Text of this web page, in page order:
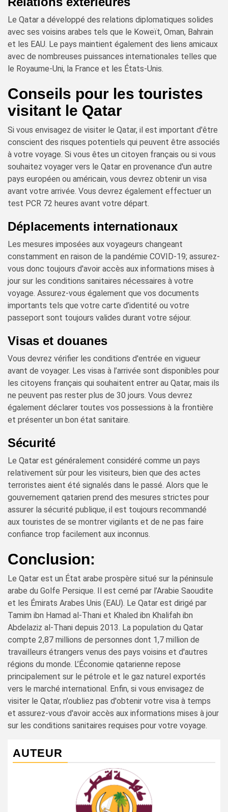
Le Qatar a développé des relations diplomatiques solides
avec ses voisins arabes tels que le Koweït, Oman, Bahrain
et les EAU. Le pays maintient également des liens amicaux
avec de nombreuses puissances internationales telles que
le Royaume-Uni, la France et les États-Unis.
Conseils pour les touristes
visitant le Qatar
Si vous envisagez de visiter le Qatar, il est important d'être
conscient des risques potentiels qui peuvent être associés
à votre voyage. Si vous êtes un citoyen français ou si vous
souhaitez voyager vers le Qatar en provenance d'un autre
pays européen ou américain, vous devrez obtenir un visa
avant votre arrivée. Vous devrez également effectuer un
test PCR 72 heures avant votre départ.
Déplacements internationaux
Les mesures imposées aux voyageurs changeant
constamment en raison de la pandémie COVID-19; assurez-
vous donc toujours d'avoir accès aux informations mises à
jour sur les conditions sanitaires nécessaires à votre
voyage. Assurez-vous également que vos documents
importants tels que votre carte d’identité ou votre
passeport sont toujours valides durant votre séjour.
Visas et douanes
Vous devrez vérifier les conditions d'entrée en vigueur
avant de voyager. Les visas à l’arrivée sont disponibles pour
les citoyens français qui souhaitent entrer au Qatar, mais ils
ne peuvent pas rester plus de 30 jours. Vous devrez
également déclarer toutes vos possessions à la frontière
et présenter un bon état sanitaire.
Sécurité
Le Qatar est généralement considéré comme un pays
relativement sûr pour les visiteurs, bien que des actes
terroristes aient été signalés dans le passé. Alors que le
gouvernement qatarien prend des mesures strictes pour
assurer la sécurité publique, il est toujours recommandé
aux touristes de se montrer vigilants et de ne pas faire
confiance trop facilement aux inconnus.
Conclusion:
Le Qatar est un État arabe prospère situé sur la péninsule
arabe du Golfe Persique. Il est cerné par l’Arabie Saoudite
et les Émirats Arabes Unis (EAU). Le Qatar est dirigé par
Tamim ibn Hamad al-Thani et Khaled ibn Khalifah ibn
Abdelaziz al-Thani depuis 2013. La population du Qatar
compte 2,87 millions de personnes dont 1,7 million de
travailleurs étrangers venus des pays voisins et d'autres
régions du monde. L’Économie qatarienne repose
principalement sur le pétrole et le gaz naturel exportés
vers le marché international. Enfin, si vous envisagez de
visiter le Qatar, n'oubliez pas d'obtenir votre visa à temps
et assurez-vous d'avoir accès aux informations mises à jour
sur les conditions sanitaires requises pour votre voyage.
AUTEUR